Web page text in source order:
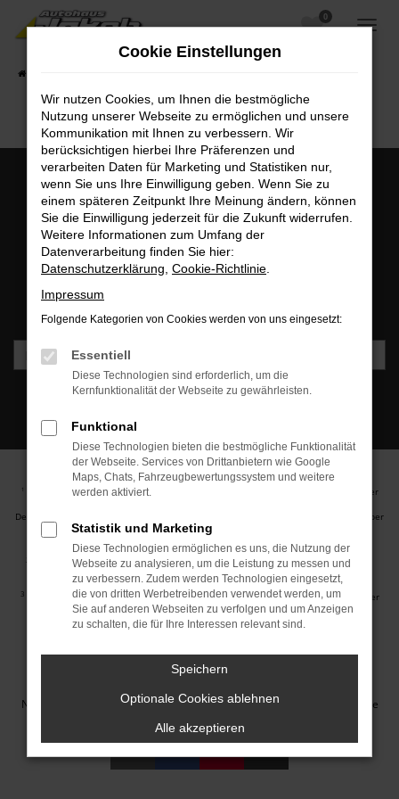
Zum
Hauptinhalt
0
MO - FR: 07:00 bis 18:00 Uhr | SA: 09:30 bis 12:00 Uhr
+49 3745 7817-0
Newsletteranmeldung
Bleiben Sie stets auf dem Laufenden und erhalten Sie
Benachrichtigungen direkt in Ihr Postfach.
1
Ehemaliger Neupreis (Unverbindliche Preisempfehlung des Herstellers am Tag der
Der errechnete Preisvorteil sowie die angegebene Ersparnis errechnet sich gegenüber
der ehemaligen unverbindlichen Preisempfehlung des Herstellers am Tag der
Erstzulassung (Neupreis).
2
Hierbei handelt es sich um ein Finanzierungs-Angebot. Preise sind Bruttopreise.
Irrtümer vorbehalten.
3
Hierbei handelt es sich um ein Leasing-Angebot. Preise sind Bruttopreise. Irrtümer
vorbehalten.
Cookie Einstellungen
Neustadt/Vogtland | info@autohausjakob.de |Webdesign by audaris.de
Cookie Einstellungen
Wir nutzen Cookies, um Ihnen die bestmögliche
Nutzung unserer Webseite zu ermöglichen und unsere
Kommunikation mit Ihnen zu verbessern. Wir
berücksichtigen hierbei Ihre Präferenzen und
verarbeiten Daten für Marketing und Statistiken nur,
wenn Sie uns Ihre Einwilligung geben. Wenn Sie zu
einem späteren Zeitpunkt Ihre Meinung ändern, können
Sie die Einwilligung jederzeit für die Zukunft widerrufen.
Weitere Informationen zum Umfang der
Datenverarbeitung finden Sie hier:
Datenschutzerklärung Cookie-Richtlinie
Impressum
Folgende Kategorien von Cookies werden von uns eingesetzt:
Essentiell
Diese Technologien sind erforderlich, um die
Kernfunktionalität der Webseite zu gewährleisten.
Funktional
Diese Technologien bieten die bestmögliche Funktionalität
der Webseite. Services von Drittanbietern wie Google
Maps, Chats, Fahrzeugbewertungssystem und weitere
werden aktiviert.
Statistik und Marketing
Diese Technologien ermöglichen es uns, die Nutzung der
Webseite zu analysieren, um die Leistung zu messen und
zu verbessern. Zudem werden Technologien eingesetzt,
die von dritten Werbetreibenden verwendet werden, um
Sie auf anderen Webseiten zu verfolgen und um Anzeigen
zu schalten, die für Ihre Interessen relevant sind.
Speichern
Optionale Cookies ablehnen
Alle akzeptieren